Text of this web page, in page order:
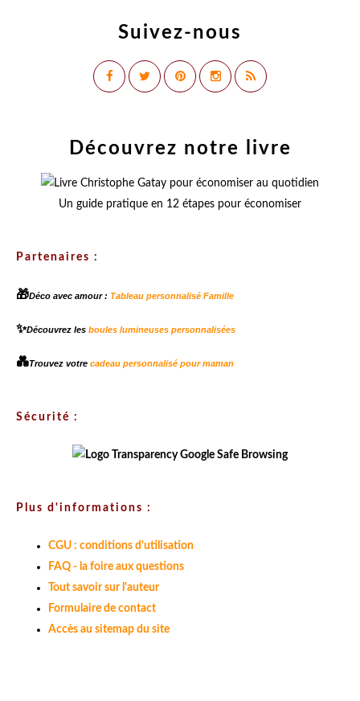
Suivez-nous
Découvrez notre livre
Un guide pratique en 12 étapes pour économiser
Partenaires :
🎁Déco avec amour : Tableau personnalisé Famille
✨Découvrez les boules lumineuses personnalisées
💑Trouvez votre cadeau personnalisé pour maman
Sécurité :
Plus d'informations :
CGU : conditions d'utilisation
FAQ - la foire aux questions
Tout savoir sur l'auteur
Formulaire de contact
Accès au sitemap du site